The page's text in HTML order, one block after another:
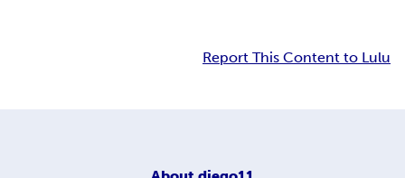
Report This Content to Lulu